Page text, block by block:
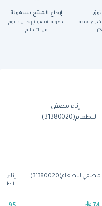
بقيمة
إرجاع المنتج بسهولة
سهولة الاسترجاع خلال ١٤ يوم
من التسليم
مصفي للطعام(31380020)
إناء